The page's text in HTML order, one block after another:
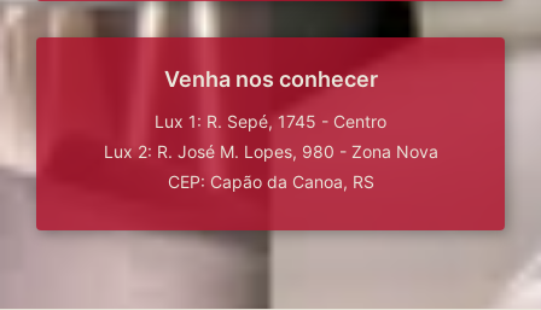
Venha nos conhecer
Lux 1: R. Sepé, 1745 - Centro
Lux 2: R. José M. Lopes, 980 - Zona Nova
CEP: Capão da Canoa, RS